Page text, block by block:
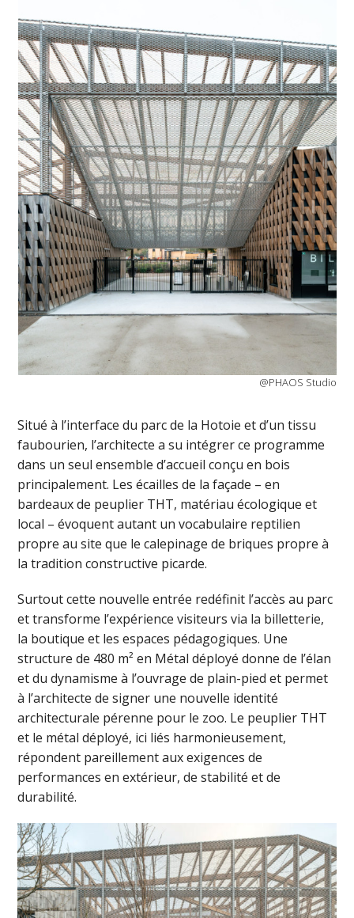
@PHAOS Studio
Situé à l’interface du parc de la Hotoie et d’un tissu
faubourien, l’architecte a su intégrer ce programme
dans un seul ensemble d’accueil conçu en bois
principalement. Les écailles de la façade – en
bardeaux de peuplier THT, matériau écologique et
local – évoquent autant un vocabulaire reptilien
propre au site que le calepinage de briques propre à
la tradition constructive picarde.
Surtout cette nouvelle entrée redéfinit l’accès au parc
et transforme l’expérience visiteurs via la billetterie,
la boutique et les espaces pédagogiques. Une
structure de 480 m² en Métal déployé donne de l’élan
et du dynamisme à l’ouvrage de plain-pied et permet
à l’architecte de signer une nouvelle identité
architecturale pérenne pour le zoo. Le peuplier THT
et le métal déployé, ici liés harmonieusement,
répondent pareillement aux exigences de
performances en extérieur, de stabilité et de
durabilité.